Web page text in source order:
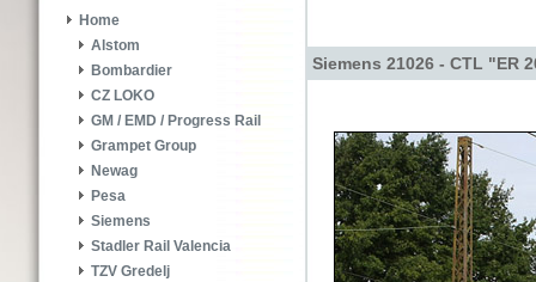
Home
Alstom
Bombardier
CZ LOKO
GM / EMD / Progress Rail
Grampet Group
Newag
Pesa
Siemens
Stadler Rail Valencia
TZV Gredelj
Siemens 21026 - CTL "ER